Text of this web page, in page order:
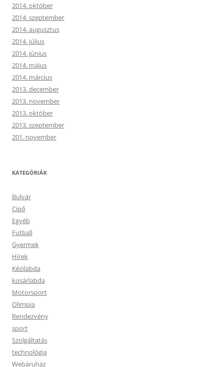
2014. október
2014. szeptember
2014. augusztus
2014. július
2014. június
2014. május
2014. március
2013. december
2013. november
2013. október
2013. szeptember
201. november
KATEGÓRIÁK
Bulvár
Cipő
Egyéb
Futball
Gyermek
Hírek
Kézilabda
kosárlabda
Motorsport
Olimpia
Rendezvény
sport
Szolgáltatás
technológia
Webáruház